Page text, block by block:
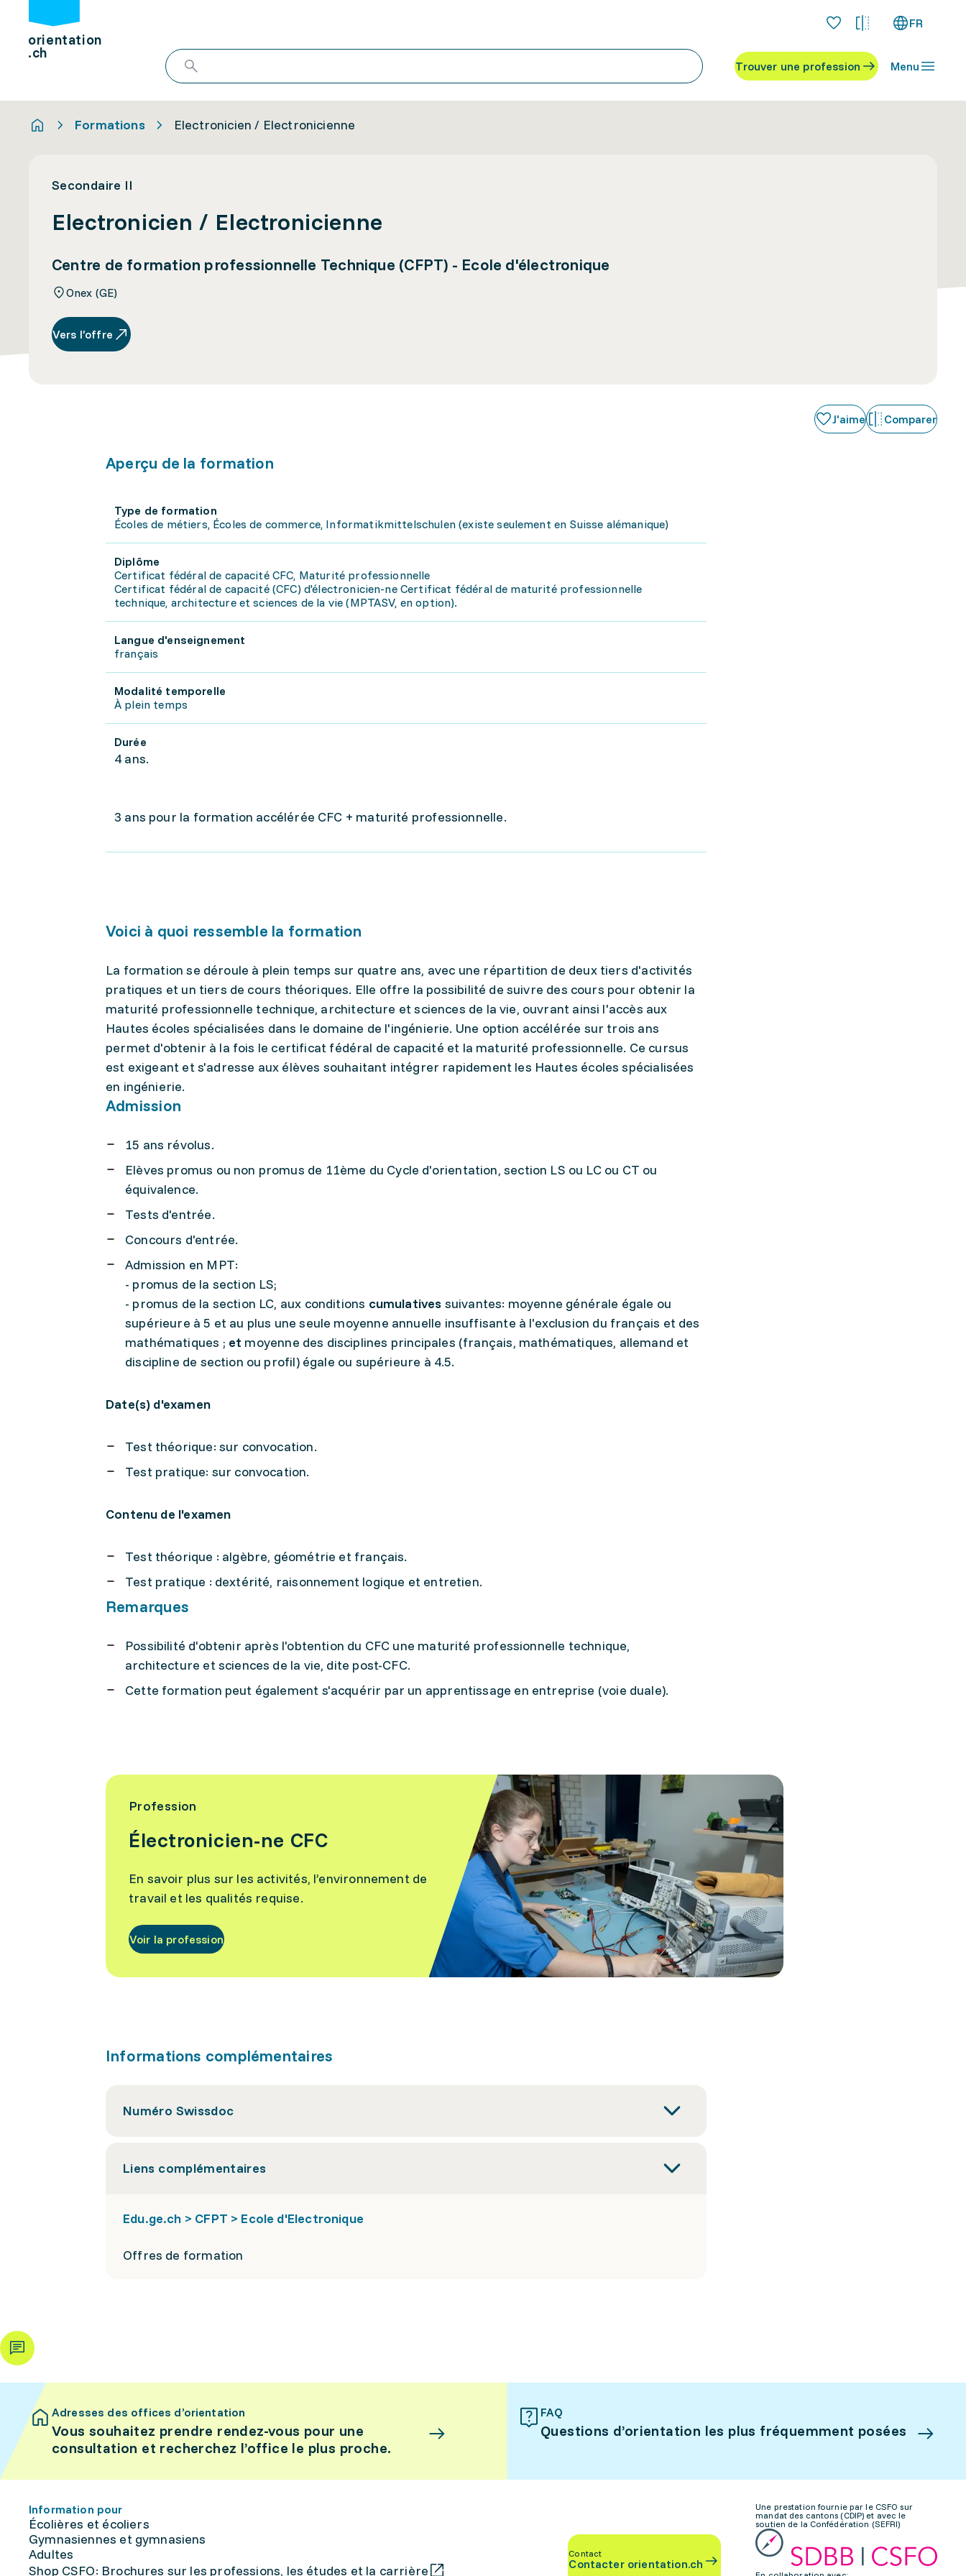
orientation
.ch
FR
Trouver une profession Menu
Formations Electronicien / Electronicienne
Secondaire II
Electronicien / Electronicienne
Centre de formation professionnelle Technique (CFPT) - Ecole d'électronique
Onex (GE)
Vers l’offre
J'aime Comparer
Aperçu de la formation
Type de formation
Écoles de métiers, Écoles de commerce, Informatikmittelschulen (existe seulement en Suisse alémanique)
Diplôme
Certificat fédéral de capacité CFC, Maturité professionnelle
Certificat fédéral de capacité (CFC) d'électronicien-ne Certificat fédéral de maturité professionnelle
technique, architecture et sciences de la vie (MPTASV, en option).
Langue d'enseignement
français
Modalité temporelle
À plein temps
Durée
4 ans.
3 ans pour la formation accélérée CFC + maturité professionnelle.
Voici à quoi ressemble la formation
La formation se déroule à plein temps sur quatre ans, avec une répartition de deux tiers d'activités
pratiques et un tiers de cours théoriques. Elle offre la possibilité de suivre des cours pour obtenir la
maturité professionnelle technique, architecture et sciences de la vie, ouvrant ainsi l'accès aux
Hautes écoles spécialisées dans le domaine de l'ingénierie. Une option accélérée sur trois ans
permet d'obtenir à la fois le certificat fédéral de capacité et la maturité professionnelle. Ce cursus
est exigeant et s'adresse aux élèves souhaitant intégrer rapidement les Hautes écoles spécialisées
en ingénierie.
Admission
15 ans révolus.
Elèves promus ou non promus de 11ème du Cycle d'orientation, section LS ou LC ou CT ou
équivalence.
Tests d'entrée.
Concours d'entrée.
Admission en MPT:
- promus de la section LS;
- promus de la section LC, aux conditions cumulatives suivantes: moyenne générale égale ou
supérieure à 5 et au plus une seule moyenne annuelle insuffisante à l'exclusion du français et des
mathématiques ; et moyenne des disciplines principales (français, mathématiques, allemand et
discipline de section ou profil) égale ou supérieure à 4.5.
Date(s) d'examen
Test théorique: sur convocation.
Test pratique: sur convocation.
Contenu de l'examen
Test théorique : algèbre, géométrie et français.
Test pratique : dextérité, raisonnement logique et entretien.
Remarques
Possibilité d'obtenir après l'obtention du CFC une maturité professionnelle technique,
architecture et sciences de la vie, dite post-CFC.
Cette formation peut également s'acquérir par un apprentissage en entreprise (voie duale).
Profession
Électronicien-ne CFC
En savoir plus sur les activités, l’environnement de
travail et les qualités requise.
Voir la profession
Informations complémentaires
Numéro Swissdoc
Liens complémentaires
Edu.ge.ch > CFPT > Ecole d'Electronique
Offres de formation
Adresses des offices d’orientation
Vous souhaitez prendre rendez-vous pour une
consultation et recherchez l’office le plus proche.
FAQ
Questions d’orientation les plus fréquemment posées
Information pour
Écolières et écoliers
Gymnasiennes et gymnasiens
Adultes
Shop CSFO: Brochures sur les professions, les études et la carrière
Contact
Contacter orientation.ch
Une prestation fournie par le CSFO sur
mandat des cantons (CDIP) et avec le
soutien de la Confédération (SEFRI)